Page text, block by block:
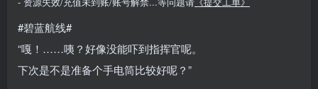
#碧蓝航线#
“嘎！……咦？好像没能吓到指挥官呢。
下次是不是准备个手电筒比较好呢？”